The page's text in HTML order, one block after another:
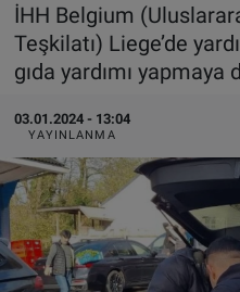
İHH Belgium
Teşkilatı) Liege’de
gıda yardımı yapmaya
03.01.2024 - 13:04
YAYINLANMA
AVUSTURYA
SAĞLIK - YAŞAM
BİLİM-TEKNOLOJİ
DÜNYA
BİLİM-TEKNOLOJİ
SAĞLIK
FOTO GALERİ
VIDEO GALERİ
Tüm Manşetler
Son Dakika Haberleri
Haber Arşivi